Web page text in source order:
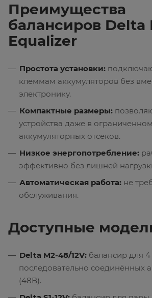
Преимущества
балансиров Delta
Equalizer
Простота установки:
клеммам аккумуляторов без
электронику.
Компактные размеры:
устройства даже в
аккумуляторных отсеков.
Низкое энергопотребление:
эффективно без лишней
Автоматическая работа: не
обслуживания.
Доступные
Delta M2-48/12V: балансир для 4
последовательно соединённых
(48В).